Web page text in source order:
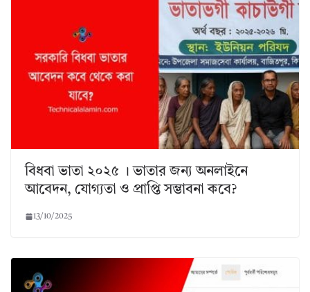
বিধবা ভাতা ২০২৫ । ভাতার জন্য অনলাইনে
আবেদন, যোগ্যতা ও প্রাপ্তি সম্ভাবনা কবে?
13/10/2025